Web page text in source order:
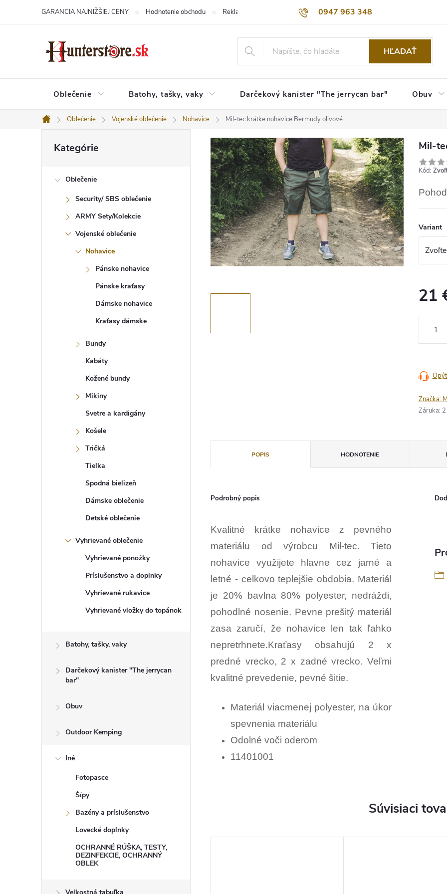
0947 963 348
GARANCIA NAJNIŽŠIEJ CENY Hodnotenie obchodu Reklamačný poriadok Obchodné podmienky
HĽADAŤ
Oblečenie Batohy, tašky, vaky Darčekový kanister "The jerrycan bar" Obuv
Domov
Oblečenie Vojenské oblečenie Nohavice Mil-tec krátke nohavice Bermudy olivové
kategórie
Kategórie
Oblečenie
Security/ SBS oblečenie
ARMY Sety/Kolekcie
Vojenské oblečenie
Nohavice
Pánske nohavice
Pánske kraťasy
Dámske nohavice
Kraťasy dámske
Bundy
Kabáty
Kožené bundy
Mikiny
Svetre a kardigány
Košele
Tričká
Tielka
Spodná bielizeň
Dámske oblečenie
Detské oblečenie
Vyhrievané oblečenie
Vyhrievané ponožky
Príslušenstvo a doplnky
Vyhrievané rukavice
Vyhrievané vložky do topánok
Batohy, tašky, vaky
Darčekový kanister "The jerrycan
bar"
Obuv
Outdoor Kemping
Iné
Fotopasce
Šípy
Bazény a príslušenstvo
Lovecké doplnky
OCHRANNÉ RÚŠKA, TESTY,
DEZINFEKCIE, OCHRANNÝ
OBLEK
Mil-
Kód:
Variant
21
Značka:
Záruka:
POPIS HODNOTENIE
Podrobný popis
Kvalitné krátke nohavice z pevného
materiálu od výrobcu Mil-tec. Tieto
nohavice využijete hlavne cez jarné a
letné - celkovo teplejšie obdobia. Materiál
je 20% bavlna 80% polyester, nedráždi,
pohodlné nosenie. Pevne prešitý materiál
zasa zaručí, že nohavice len tak ľahko
nepretrhnete.Kraťasy obsahujú 2 x
predné vrecko, 2 x zadné vrecko. Veľmi
kvalitné prevedenie, pevné šitie.
Materiál viacmenej polyester, na úkor
spevnenia materiálu
Odolné voči oderom
11401001
Súvisiaci